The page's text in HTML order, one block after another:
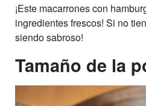
¡Este macarrones con
ingredientes frescos! Si no
siendo sabroso!
Tamaño de la